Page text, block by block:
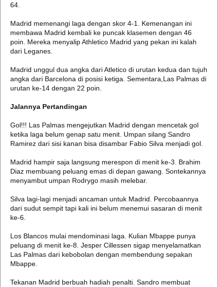
64.
Madrid memenangi laga dengan skor 4-1. Kemenangan ini
membawa Madrid kembali ke puncak klasemen dengan 46
poin. Mereka menyalip Athletico Madrid yang pekan ini kalah
dari Leganes.
Madrid unggul dua angka dari Atletico di urutan kedua dan tujuh
angka dari Barcelona di posisi ketiga. Sementara,Las Palmas di
urutan ke-14 dengan 22 poin.
Jalannya Pertandingan
Gol!!! Las Palmas mengejutkan Madrid dengan mencetak gol
ketika laga belum genap satu menit. Umpan silang Sandro
Ramirez dari sisi kanan bisa disambar Fabio Silva menjadi gol.
Madrid hampir saja langsung merespon di menit ke-3. Brahim
Diaz membuang peluang emas di depan gawang. Sontekannya
menyambut umpan Rodrygo masih melebar.
Silva lagi-lagi menjadi ancaman untuk Madrid. Percobaannya
dari sudut sempit tapi kali ini belum menemui sasaran di menit
ke-6.
Los Blancos mulai mendominasi laga. Kulian Mbappe punya
peluang di menit ke-8. Jesper Cillessen sigap menyelamatkan
Las Palmas dari kebobolan dengan membendung sepakan
Mbappe.
Tekanan Madrid berbuah hadiah penalti. Sandro membuat